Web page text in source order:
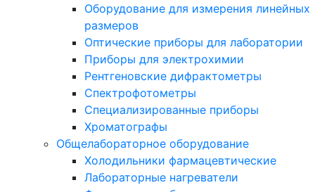
Оборудование для измерения линейных
размеров
Оптические приборы для лаборатории
Приборы для электрохимии
Рентгеновские дифрактометры
Спектрофотометры
Специализированные приборы
Хроматографы
Общелабораторное оборудование
Холодильники фармацевтические
Лабораторные нагреватели